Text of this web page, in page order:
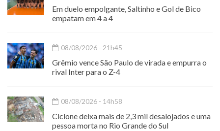
Em duelo empolgante, Saltinho e Gol de Bico
empatam em 4 a 4
08/08/2026 - 21h45
Grêmio vence São Paulo de virada e empurra o
rival Inter para o Z-4
08/08/2026 - 14h58
Ciclone deixa mais de 2,3 mil desalojados e uma
pessoa morta no Rio Grande do Sul